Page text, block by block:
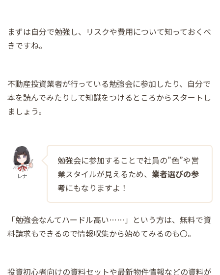
まずは自分で勉強し、リスクや費用について知っておくべ
きですね。
不動産投資業者が行っている勉強会に参加したり、自分で
本を読んでみたりして知識をつけるところからスタートし
ましょう。
レナ
勉強会に参加することで社員の”色”や営
業スタイルが見えるため、 業者選びの参
考にもなりますよ！
「勉強会なんてハードル高い……」という方は、無料で資
料請求もできるので情報収集から始めてみるのも〇。
投資初心者向けの資料セットや最新物件情報などの資料が